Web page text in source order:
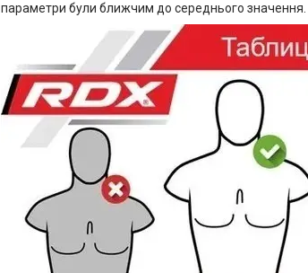
параметри були ближчим до середнього значення.